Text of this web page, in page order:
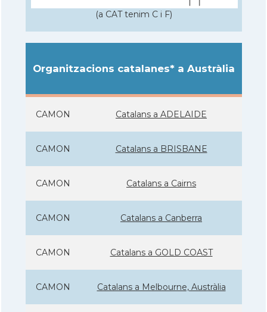
(a CAT tenim C i F)
Organitzacions catalanes* a Austràlia
CAMON Catalans a ADELAIDE
CAMON Catalans a BRISBANE
CAMON Catalans a Cairns
CAMON Catalans a Canberra
CAMON Catalans a GOLD COAST
CAMON Catalans a Melbourne, Austràlia